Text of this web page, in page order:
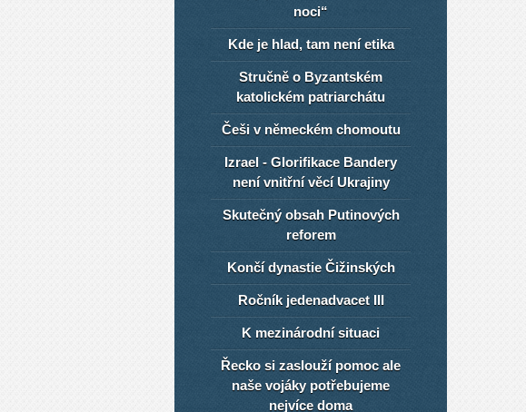
noci“
Kde je hlad, tam není etika
Stručně o Byzantském
katolickém patriarchátu
Češi v německém chomoutu
Izrael - Glorifikace Bandery
není vnitřní věcí Ukrajiny
Skutečný obsah Putinových
reforem
Končí dynastie Čižinských
Ročník jedenadvacet III
K mezinárodní situaci
Řecko si zaslouží pomoc ale
naše vojáky potřebujeme
nejvíce doma